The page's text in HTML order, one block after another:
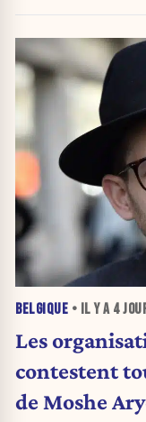
BELGIQUE • IL Y A 4
Les
contestent
de Moshe